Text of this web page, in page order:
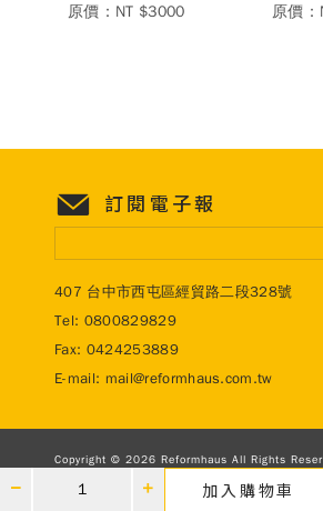
加入購物車
原價：NT $3000 原價
訂閱電子報
407 台中市西屯區經貿路二段328號
Tel: 0800829829
Fax: 0424253889
E-mail: mail@reformhaus.com.tw
Copyright © 2026 Reformhaus All Rights
Design by
參柒設計